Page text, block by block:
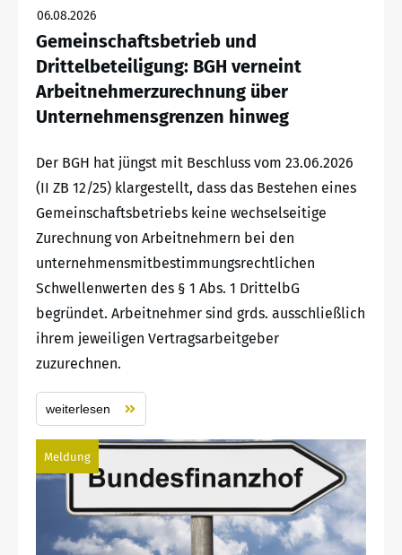
06.08.2026
Gemeinschaftsbetrieb und
Drittelbeteiligung: BGH verneint
Arbeitnehmerzurechnung über
Unternehmensgrenzen hinweg
Der BGH hat jüngst mit Beschluss vom 23.06.2026
(II ZB 12/25) klargestellt, dass das Bestehen eines
Gemeinschaftsbetriebs keine wechselseitige
Zurechnung von Arbeitnehmern bei den
unternehmensmitbestimmungsrechtlichen
Schwellenwerten des § 1 Abs. 1 DrittelbG
begründet. Arbeitnehmer sind grds. ausschließlich
ihrem jeweiligen Vertragsarbeitgeber
zuzurechnen.
weiterlesen
Meldung